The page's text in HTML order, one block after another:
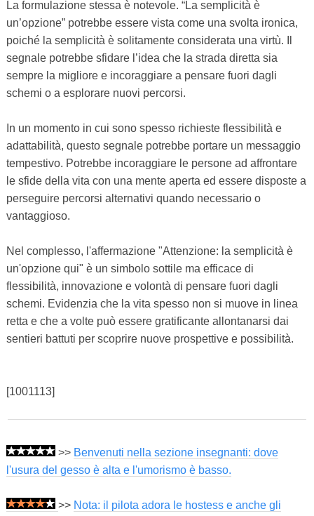
La formulazione stessa è notevole. “La semplicità è
un’opzione” potrebbe essere vista come una svolta ironica,
poiché la semplicità è solitamente considerata una virtù. Il
segnale potrebbe sfidare l’idea che la strada diretta sia
sempre la migliore e incoraggiare a pensare fuori dagli
schemi o a esplorare nuovi percorsi.
In un momento in cui sono spesso richieste flessibilità e
adattabilità, questo segnale potrebbe portare un messaggio
tempestivo. Potrebbe incoraggiare le persone ad affrontare
le sfide della vita con una mente aperta ed essere disposte a
perseguire percorsi alternativi quando necessario o
vantaggioso.
Nel complesso, l'affermazione "Attenzione: la semplicità è
un'opzione qui" è un simbolo sottile ma efficace di
flessibilità, innovazione e volontà di pensare fuori dagli
schemi. Evidenzia che la vita spesso non si muove in linea
retta e che a volte può essere gratificante allontanarsi dai
sentieri battuti per scoprire nuove prospettive e possibilità.
[1001113]
>> Benvenuti nella sezione insegnanti: dove
l'usura del gesso è alta e l'umorismo è basso.
>> Nota: il pilota adora le hostess e anche gli